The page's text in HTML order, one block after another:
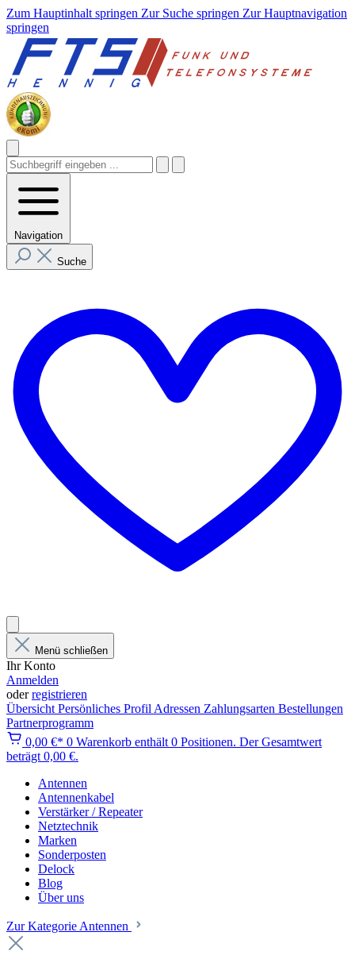
Zum Hauptinhalt springen Zur Suche springen Zur Hauptnavigation
springen
Navigation
Suche
Menü schließen
Ihr Konto
Anmelden
oderregistrieren
Übersicht Persönliches Profil Adressen Zahlungsarten Bestellungen
Partnerprogramm
0,00 €* 0 Warenkorb enthält 0 Positionen. Der Gesamtwert
beträgt 0,00 €.
Antennen
Antennenkabel
Verstärker / Repeater
Netztechnik
Marken
Sonderposten
Delock
Blog
Über uns
Zur Kategorie Antennen